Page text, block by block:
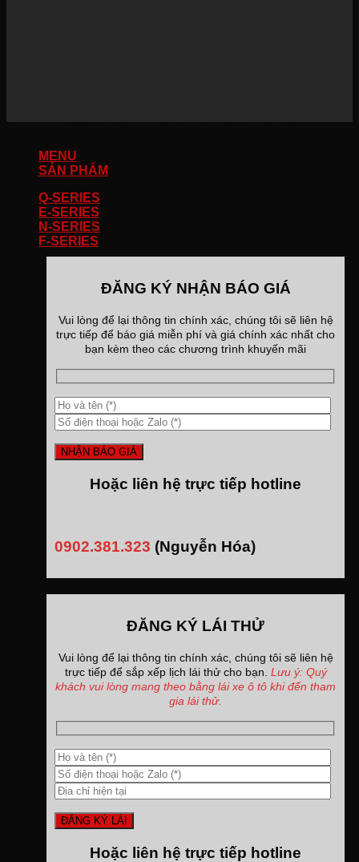
MENU
SẢN PHẨM
Q-SERIES
E-SERIES
N-SERIES
F-SERIES
ĐĂNG KÝ NHẬN BÁO GIÁ
Vui lòng để lại thông tin chính xác, chúng tôi sẽ liên hệ
trực tiếp để báo giá miễn phí và giá chính xác nhất cho
bạn kèm theo các chương trình khuyến mãi
Hoặc liên hệ trực tiếp hotline
0902.381.323 (Nguyễn Hóa)
ĐĂNG KÝ LÁI THỬ
Vui lòng để lại thông tin chính xác, chúng tôi sẽ liên hệ
trực tiếp để sắp xếp lịch lái thử cho bạn. Lưu ý: Quý
khách vui lòng mang theo bằng lái xe ô tô khi đến tham
gia lái thử.
Hoặc liên hệ trực tiếp hotline